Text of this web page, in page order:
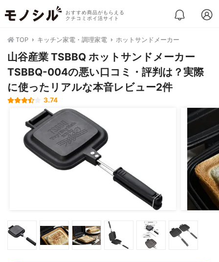
おすすめ商品がもらえる
クチコミポイ活サイト
TOP キッチン家電・調理家電 ホットサンドメーカー
山谷産業 TSBBQ ホットサンドメーカー
TSBBQ-004の悪い口コミ・評判は？実際
に使ったリアルな本音レビュー2件
3.74